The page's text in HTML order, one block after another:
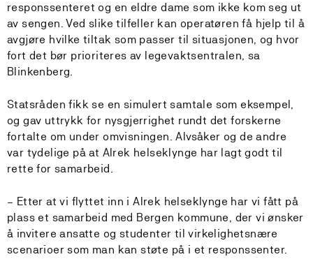
responssenteret og en eldre dame som ikke kom seg ut
av sengen. Ved slike tilfeller kan operatøren få hjelp til å
avgjøre hvilke tiltak som passer til situasjonen, og hvor
fort det bør prioriteres av legevaktsentralen, sa
Blinkenberg.
Statsråden fikk se en simulert samtale som eksempel,
og gav uttrykk for nysgjerrighet rundt det forskerne
fortalte om under omvisningen. Alvsåker og de andre
var tydelige på at Alrek helseklynge har lagt godt til
rette for samarbeid.
– Etter at vi flyttet inn i Alrek helseklynge har vi fått på
plass et samarbeid med Bergen kommune, der vi ønsker
å invitere ansatte og studenter til virkelighetsnære
scenarioer som man kan støte på i et responssenter.